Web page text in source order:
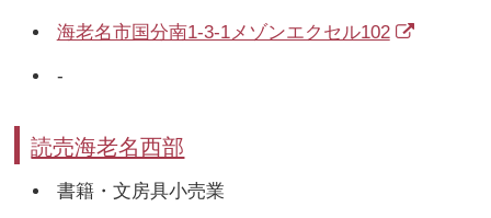
海老名市国分南1-3-1メゾンエクセル102
-
読売海老名西部
書籍・文房具小売業